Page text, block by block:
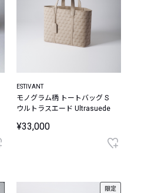
ESTIVANT
モノグラム柄 トートバッグ S
ウルトラスエード Ultrasuede
¥33,000
限定